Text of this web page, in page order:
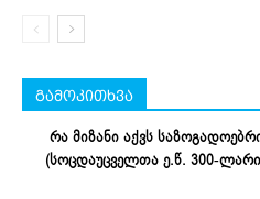
გამოკითხვა
რა მიზანი აქვს
(სოცდაუცველთა ე.წ. 300-